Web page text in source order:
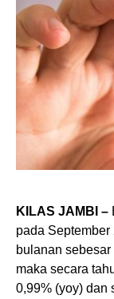
KILAS JAMBI –
pada
bulanan
maka secara
0,99% (yoy) dan